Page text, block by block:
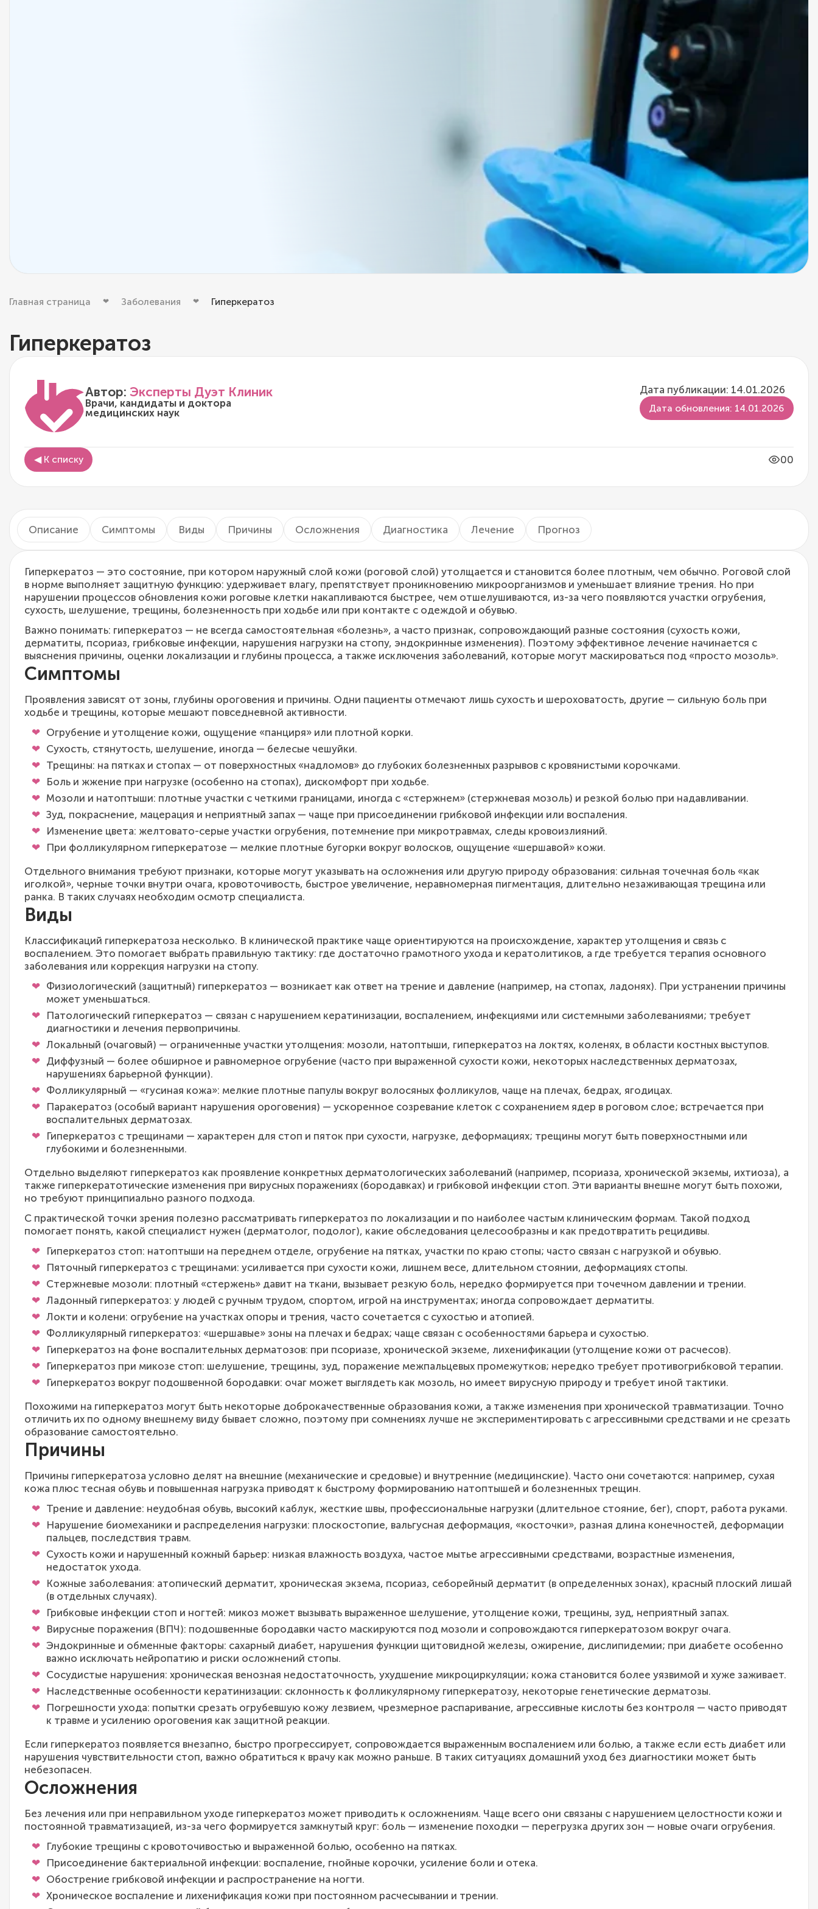
Главная страница Заболевания Гиперкератоз
Гиперкератоз
Автор: Эксперты Дуэт Клиник
Врачи, кандидаты и доктора
медицинских наук
Дата публикации: 14.01.2026
Дата обновления: 14.01.2026
◀ К списку 00
Описание Симптомы Виды Причины Осложнения Диагностика Лечение Прогноз
Гиперкератоз — это состояние, при котором наружный слой кожи (роговой слой) утолщается и становится более плотным, чем обычно. Роговой слой
в норме выполняет защитную функцию: удерживает влагу, препятствует проникновению микроорганизмов и уменьшает влияние трения. Но при
нарушении процессов обновления кожи роговые клетки накапливаются быстрее, чем отшелушиваются, из-за чего появляются участки огрубения,
сухость, шелушение, трещины, болезненность при ходьбе или при контакте с одеждой и обувью.
Важно понимать: гиперкератоз — не всегда самостоятельная «болезнь», а часто признак, сопровождающий разные состояния (сухость кожи,
дерматиты, псориаз, грибковые инфекции, нарушения нагрузки на стопу, эндокринные изменения). Поэтому эффективное лечение начинается с
выяснения причины, оценки локализации и глубины процесса, а также исключения заболеваний, которые могут маскироваться под «просто мозоль».
Симптомы
Проявления зависят от зоны, глубины ороговения и причины. Одни пациенты отмечают лишь сухость и шероховатость, другие — сильную боль при
ходьбе и трещины, которые мешают повседневной активности.
Огрубение и утолщение кожи, ощущение «панциря» или плотной корки.
Сухость, стянутость, шелушение, иногда — белесые чешуйки.
Трещины: на пятках и стопах — от поверхностных «надломов» до глубоких болезненных разрывов с кровянистыми корочками.
Боль и жжение при нагрузке (особенно на стопах), дискомфорт при ходьбе.
Мозоли и натоптыши: плотные участки с четкими границами, иногда с «стержнем» (стержневая мозоль) и резкой болью при надавливании.
Зуд, покраснение, мацерация и неприятный запах — чаще при присоединении грибковой инфекции или воспаления.
Изменение цвета: желтовато-серые участки огрубения, потемнение при микротравмах, следы кровоизлияний.
При фолликулярном гиперкератозе — мелкие плотные бугорки вокруг волосков, ощущение «шершавой» кожи.
Отдельного внимания требуют признаки, которые могут указывать на осложнения или другую природу образования: сильная точечная боль «как
иголкой», черные точки внутри очага, кровоточивость, быстрое увеличение, неравномерная пигментация, длительно незаживающая трещина или
ранка. В таких случаях необходим осмотр специалиста.
Виды
Классификаций гиперкератоза несколько. В клинической практике чаще ориентируются на происхождение, характер утолщения и связь с
воспалением. Это помогает выбрать правильную тактику: где достаточно грамотного ухода и кератолитиков, а где требуется терапия основного
заболевания или коррекция нагрузки на стопу.
Физиологический (защитный) гиперкератоз — возникает как ответ на трение и давление (например, на стопах, ладонях). При устранении причины
может уменьшаться.
Патологический гиперкератоз — связан с нарушением кератинизации, воспалением, инфекциями или системными заболеваниями; требует
диагностики и лечения первопричины.
Локальный (очаговый) — ограниченные участки утолщения: мозоли, натоптыши, гиперкератоз на локтях, коленях, в области костных выступов.
Диффузный — более обширное и равномерное огрубение (часто при выраженной сухости кожи, некоторых наследственных дерматозах,
нарушениях барьерной функции).
Фолликулярный — «гусиная кожа»: мелкие плотные папулы вокруг волосяных фолликулов, чаще на плечах, бедрах, ягодицах.
Паракератоз (особый вариант нарушения ороговения) — ускоренное созревание клеток с сохранением ядер в роговом слое; встречается при
воспалительных дерматозах.
Гиперкератоз с трещинами — характерен для стоп и пяток при сухости, нагрузке, деформациях; трещины могут быть поверхностными или
глубокими и болезненными.
Отдельно выделяют гиперкератоз как проявление конкретных дерматологических заболеваний (например, псориаза, хронической экземы, ихтиоза), а
также гиперкератотические изменения при вирусных поражениях (бородавках) и грибковой инфекции стоп. Эти варианты внешне могут быть похожи,
но требуют принципиально разного подхода.
С практической точки зрения полезно рассматривать гиперкератоз по локализации и по наиболее частым клиническим формам. Такой подход
помогает понять, какой специалист нужен (дерматолог, подолог), какие обследования целесообразны и как предотвратить рецидивы.
Гиперкератоз стоп: натоптыши на переднем отделе, огрубение на пятках, участки по краю стопы; часто связан с нагрузкой и обувью.
Пяточный гиперкератоз с трещинами: усиливается при сухости кожи, лишнем весе, длительном стоянии, деформациях стопы.
Стержневые мозоли: плотный «стержень» давит на ткани, вызывает резкую боль, нередко формируется при точечном давлении и трении.
Ладонный гиперкератоз: у людей с ручным трудом, спортом, игрой на инструментах; иногда сопровождает дерматиты.
Локти и колени: огрубение на участках опоры и трения, часто сочетается с сухостью и атопией.
Фолликулярный гиперкератоз: «шершавые» зоны на плечах и бедрах; чаще связан с особенностями барьера и сухостью.
Гиперкератоз на фоне воспалительных дерматозов: при псориазе, хронической экземе, лихенификации (утолщение кожи от расчесов).
Гиперкератоз при микозе стоп: шелушение, трещины, зуд, поражение межпальцевых промежутков; нередко требует противогрибковой терапии.
Гиперкератоз вокруг подошвенной бородавки: очаг может выглядеть как мозоль, но имеет вирусную природу и требует иной тактики.
Похожими на гиперкератоз могут быть некоторые доброкачественные образования кожи, а также изменения при хронической травматизации. Точно
отличить их по одному внешнему виду бывает сложно, поэтому при сомнениях лучше не экспериментировать с агрессивными средствами и не срезать
образование самостоятельно.
Причины
Причины гиперкератоза условно делят на внешние (механические и средовые) и внутренние (медицинские). Часто они сочетаются: например, сухая
кожа плюс тесная обувь и повышенная нагрузка приводят к быстрому формированию натоптышей и болезненных трещин.
Трение и давление: неудобная обувь, высокий каблук, жесткие швы, профессиональные нагрузки (длительное стояние, бег), спорт, работа руками.
Нарушение биомеханики и распределения нагрузки: плоскостопие, вальгусная деформация, «косточки», разная длина конечностей, деформации
пальцев, последствия травм.
Сухость кожи и нарушенный кожный барьер: низкая влажность воздуха, частое мытье агрессивными средствами, возрастные изменения,
недостаток ухода.
Кожные заболевания: атопический дерматит, хроническая экзема, псориаз, себорейный дерматит (в определенных зонах), красный плоский лишай
(в отдельных случаях).
Грибковые инфекции стоп и ногтей: микоз может вызывать выраженное шелушение, утолщение кожи, трещины, зуд, неприятный запах.
Вирусные поражения (ВПЧ): подошвенные бородавки часто маскируются под мозоли и сопровождаются гиперкератозом вокруг очага.
Эндокринные и обменные факторы: сахарный диабет, нарушения функции щитовидной железы, ожирение, дислипидемии; при диабете особенно
важно исключать нейропатию и риски осложнений стопы.
Сосудистые нарушения: хроническая венозная недостаточность, ухудшение микроциркуляции; кожа становится более уязвимой и хуже заживает.
Наследственные особенности кератинизации: склонность к фолликулярному гиперкератозу, некоторые генетические дерматозы.
Погрешности ухода: попытки срезать огрубевшую кожу лезвием, чрезмерное распаривание, агрессивные кислоты без контроля — часто приводят
к травме и усилению ороговения как защитной реакции.
Если гиперкератоз появляется внезапно, быстро прогрессирует, сопровождается выраженным воспалением или болью, а также если есть диабет или
нарушения чувствительности стоп, важно обратиться к врачу как можно раньше. В таких ситуациях домашний уход без диагностики может быть
небезопасен.
Осложнения
Без лечения или при неправильном уходе гиперкератоз может приводить к осложнениям. Чаще всего они связаны с нарушением целостности кожи и
постоянной травматизацией, из-за чего формируется замкнутый круг: боль — изменение походки — перегрузка других зон — новые очаги огрубения.
Глубокие трещины с кровоточивостью и выраженной болью, особенно на пятках.
Присоединение бактериальной инфекции: воспаление, гнойные корочки, усиление боли и отека.
Обострение грибковой инфекции и распространение на ногти.
Хроническое воспаление и лихенификация кожи при постоянном расчесывании и трении.